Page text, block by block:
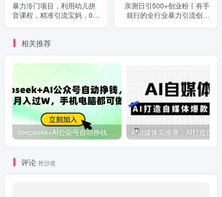
暴力冷门项目，利用幼儿拼
音课程，精准引流宝妈，0成
亲测日引500+创业粉丨有手
就行的全行业暴力引流创业
相关推荐
deepseek+AI公众号自动挣钱，轻松月入过W，手机电脑都可做
评论 抢沙发